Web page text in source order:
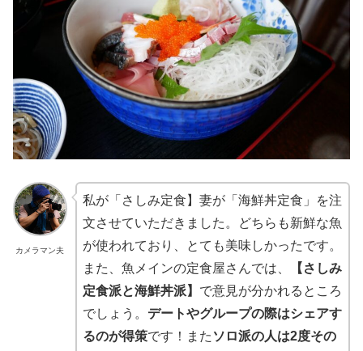
カメラマン夫
私が「さしみ定食】妻が「海鮮丼定食」を注
文させていただきました。どちらも新鮮な魚
が使われており、とても美味しかったです。
また、魚メインの定食屋さんでは、
【さしみ
定食派と海鮮丼派】 で意見が分かれるところ
でしょう。 デートやグループの際はシェアす
るのが得策です！また ソロ派の人は2度その